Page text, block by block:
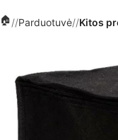
/ Parduotuvė/ Kitos